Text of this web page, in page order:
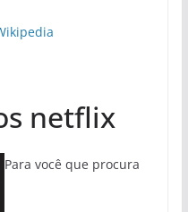
netflix
Para você que procura